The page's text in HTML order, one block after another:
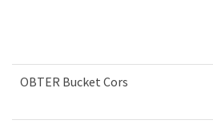
OBTER Bucket Cors